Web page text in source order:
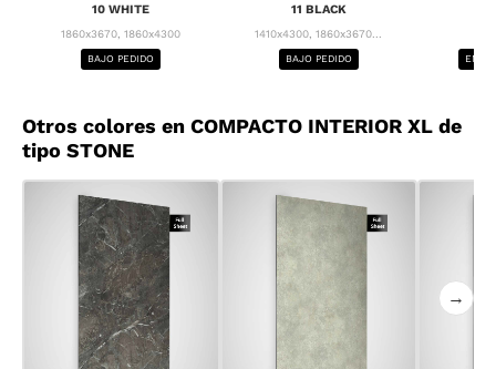
10 WHITE
1860x3670, 1860x4300
BAJO PEDIDO
11 BLACK
1410x4300, 1860x3670...
BAJO PEDIDO
Otros colores en COMPACTO INTERIOR XL de
tipo STONE
→